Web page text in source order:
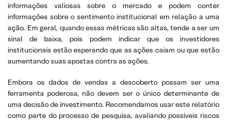
informações valiosas sobre o mercado e podem conter
informações sobre o sentimento institucional em relação a uma
ação. Em geral, quando essas métricas são altas, tende a ser um
sinal de baixa, pois podem indicar que os investidores
institucionais estão esperando que as ações caiam ou que estão
aumentando suas apostas contra as ações.
Embora os dados de vendas a descoberto possam ser uma
ferramenta poderosa, não devem ser o único determinante de
uma decisão de investimento. Recomendamos usar este relatório
como parte do processo de pesquisa, avaliando possíveis riscos